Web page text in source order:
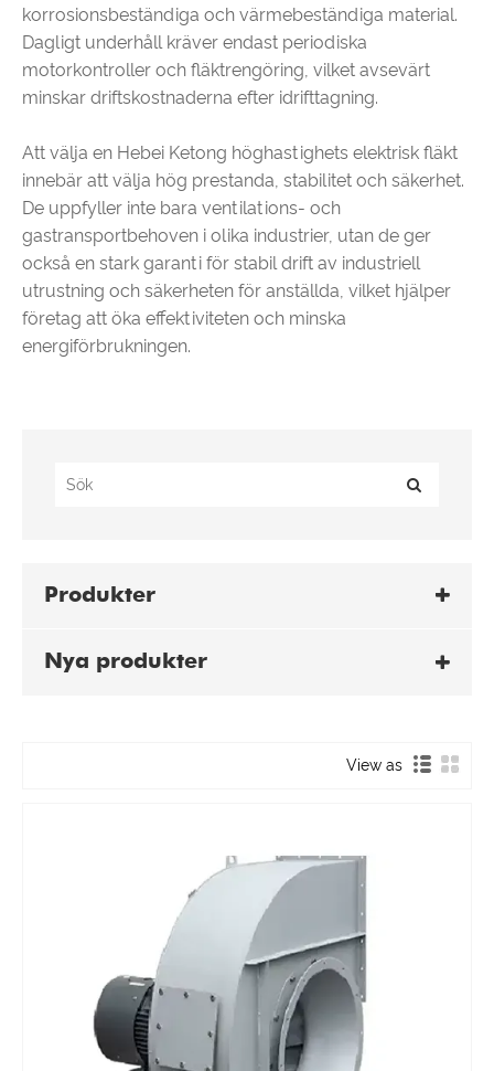
korrosionsbeständiga och värmebeständiga material.
Dagligt underhåll kräver endast periodiska
motorkontroller och fläktrengöring, vilket avsevärt
minskar driftskostnaderna efter idrifttagning.
Att välja en Hebei Ketong höghastighets elektrisk fläkt
innebär att välja hög prestanda, stabilitet och säkerhet.
De uppfyller inte bara ventilations- och
gastransportbehoven i olika industrier, utan de ger
också en stark garanti för stabil drift av industriell
utrustning och säkerheten för anställda, vilket hjälper
företag att öka effektiviteten och minska
energiförbrukningen.
Produkter
Nya produkter
View as